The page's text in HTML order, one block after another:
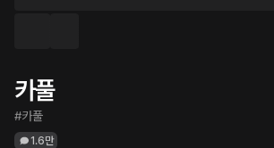
카풀
#카풀
1.6만